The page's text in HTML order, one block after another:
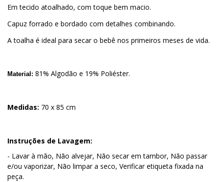
Em tecido atoalhado, com toque bem macio.
Capuz forrado e bordado com detalhes combinando.
A toalha é ideal para secar o bebê nos primeiros meses de vida.
Material: 81% Algodão e 19% Poliéster.
Medidas: 70 x 85 cm
Instruções de Lavagem:
- Lavar à mão, Não alvejar, Não secar em tambor, Não passar
e/ou vaporizar, Não limpar a seco, Verificar etiqueta fixada na
peça.